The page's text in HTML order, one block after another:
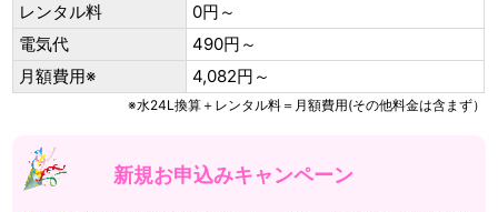
レンタル料
0円～
電気代
490円～
月額費用※
4,082円～
※水24L換算＋レンタル料＝月額費用(その他料金は含まず）
新規お申込みキャンペーン